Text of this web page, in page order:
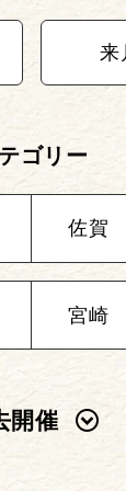
来
ゴリー
佐賀
宮崎
開催